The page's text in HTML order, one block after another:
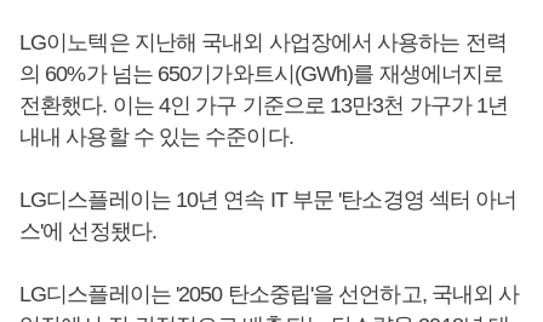
LG이노텍은 지난해 국내외 사업장에서 사용하는 전력
의 60%가 넘는 650기가와트시(GWh)를 재생에너지로
전환했다. 이는 4인 가구 기준으로 13만3천 가구가 1년
내내 사용할 수 있는 수준이다.
LG디스플레이는 10년 연속 IT 부문 '탄소경영 섹터 아너
스'에 선정됐다.
LG디스플레이는 '2050 탄소중립'을 선언하고, 국내외 사